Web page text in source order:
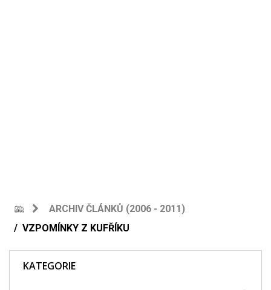
ARCHIV ČLÁNKŮ (2006 - 2011)
VZPOMÍNKY Z KUFŘÍKU
KATEGORIE